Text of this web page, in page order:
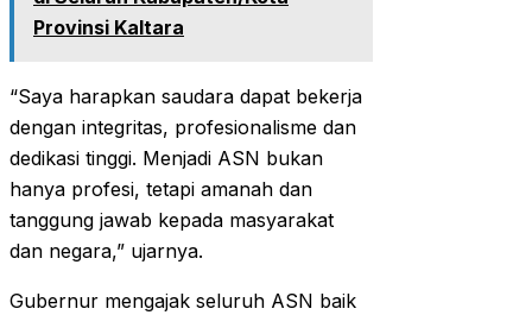
Provinsi Kaltara
“Saya harapkan saudara dapat bekerja
dengan integritas, profesionalisme dan
dedikasi tinggi. Menjadi ASN bukan
hanya profesi, tetapi amanah dan
tanggung jawab kepada masyarakat
dan negara,” ujarnya.
Gubernur mengajak seluruh ASN baik